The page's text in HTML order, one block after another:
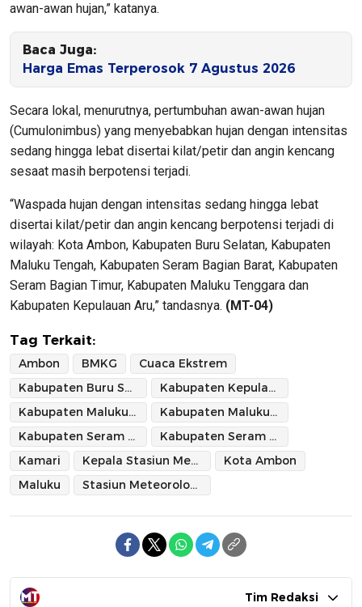
awan-awan hujan,” katanya.
Baca Juga:
Harga Emas Terperosok 7 Agustus 2026
Secara lokal, menurutnya, pertumbuhan awan-awan hujan
(Cumulonimbus) yang menyebabkan hujan dengan intensitas
sedang hingga lebat disertai kilat/petir dan angin kencang
sesaat masih berpotensi terjadi.
“Waspada hujan dengan intensitas sedang hingga lebat
disertai kilat/petir dan angin kencang berpotensi terjadi di
wilayah: Kota Ambon, Kabupaten Buru Selatan, Kabupaten
Maluku Tengah, Kabupaten Seram Bagian Barat, Kabupaten
Seram Bagian Timur, Kabupaten Maluku Tenggara dan
Kabupaten Kepulauan Aru,” tandasnya. (MT-04)
Tag Terkait:
Ambon BMKG
Cuaca Ekstrem
Kabupaten Buru Selatan
Kabupaten Kepulauan Aru
Kabupaten Maluku Tengah
Kabupaten Maluku Tenggara
Kabupaten Seram Bagian Barat
Kabupaten Seram Bagian Timur
Kamari
Kepala Stasiun Meteorologi Kelas II Pattimura Ambon
Kota Ambon
Maluku
Stasiun Meteorologi Kelas II Pattimura Ambon
Tim Redaksi